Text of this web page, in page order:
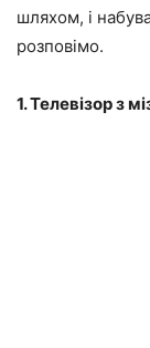
шляхом, і
розповімо.
1. Телевізор з